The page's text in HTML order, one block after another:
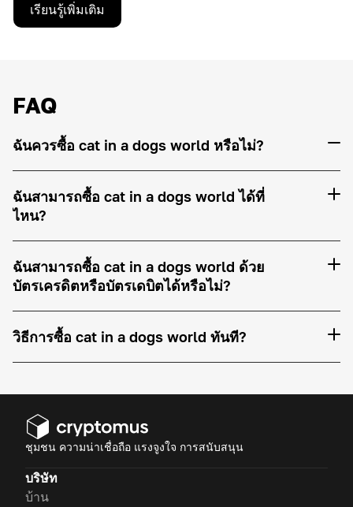
เรียนรู้เพิ่มเติม
FAQ
ฉันควรซื้อ cat in a dogs world หรือไม่?
ฉันสามารถซื้อ cat in a dogs world ได้ที่
ไหน?
ฉันสามารถซื้อ cat in a dogs world ด้วย
บัตรเครดิตหรือบัตรเดบิตได้หรือไม่?
วิธีการซื้อ cat in a dogs world ทันที?
ชุมชน ความน่าเชื่อถือ แรงจูงใจ การสนับสนุน
บริษัท
บ้าน